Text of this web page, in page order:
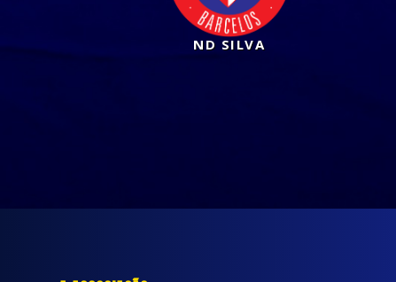
ND SILVA